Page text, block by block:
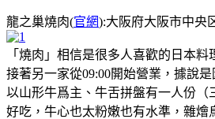
龍之巢燒肉(官網):大阪府大阪市中央
「燒肉」相信是很多人喜歡的日本
接著另一家從09:00開始營業，據說
以山形牛爲主、牛舌拼盤有一人份（
好吃，牛心也太粉嫩也有水準，雜燴